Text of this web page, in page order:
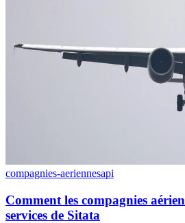
compagnies-aeriennesapi
Comment les compagnies
services de Sitata